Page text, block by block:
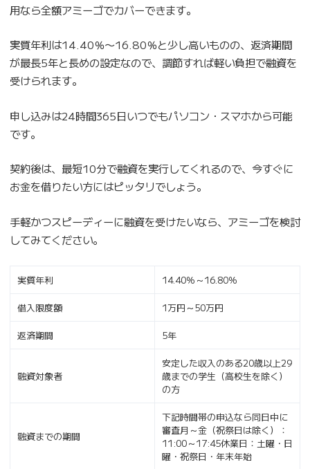
用なら全額アミーゴでカバーできます。
実質年利は14.40％〜16.80％と少し高いものの、返済期間
が最長5年と長めの設定なので、調節すれば軽い負担で融資を
受けられます。
申し込みは24時間365日いつでもパソコン・スマホから可能
です。
契約後は、最短10分で融資を実行してくれるので、今すぐに
お金を借りたい方にはピッタリでしょう。
手軽かつスピーディーに融資を受けたいなら、アミーゴを検討
してみてください。
実質年利 14.40％～16.80％
借入限度額 1万円～50万円
返済期間 5年
融資対象者
安定した収入のある20歳以上29
歳までの学生（高校生を除く）
の方
融資までの期間
下記時間帯の申込なら同日中に
審査月～金（祝祭日は除く）：
11:00～17:45休業日：土曜・日
曜・祝祭日・年末年始